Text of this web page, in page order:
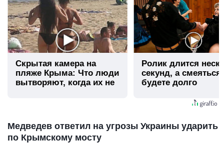
Скрытая камера на
пляже Крыма: Что люди
вытворяют, когда их не
Ролик длится
секунд, а
будете долго
Медведев ответил на угрозы Украины ударить
по Крымскому мосту